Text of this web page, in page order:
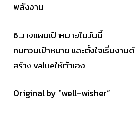
พลังงาน
6.วางแผนเป้าหมายในวันนี้
ทบทวนเป้าหมาย และตั้งใจเริ่มงา
สร้าง valueให้ตัวเอง
Original by “well-wisher”